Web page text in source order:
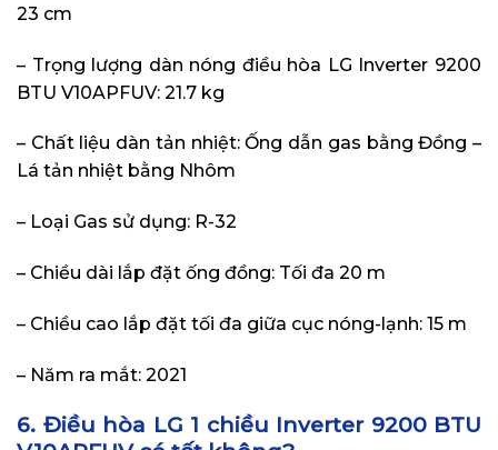
23 cm
– Trọng lượng dàn nóng điều hòa LG Inverter 9200
BTU V10APFUV: 21.7 kg
– Chất liệu dàn tản nhiệt: Ống dẫn gas bằng Đồng –
Lá tản nhiệt bằng Nhôm
– Loại Gas sử dụng: R-32
– Chiều dài lắp đặt ống đồng: Tối đa 20 m
– Chiều cao lắp đặt tối đa giữa cục nóng-lạnh: 15 m
– Năm ra mắt: 2021
6. Điều hòa LG 1 chiều Inverter 9200 BTU